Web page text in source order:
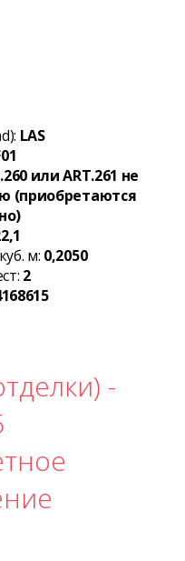
LAS
или ART.261 не
(приобретаются
м: 0,2050
2
-